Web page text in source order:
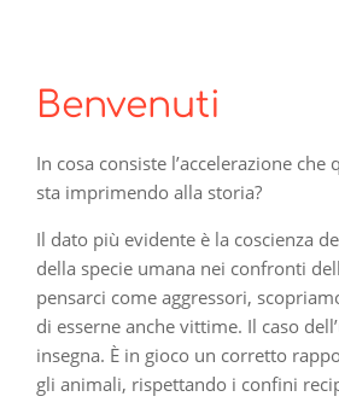
Benvenuti
In cosa consiste l’accelerazione
sta imprimendo alla storia?
Il dato più evidente è la coscienza
della specie umana nei confronti
pensarci come aggressori,
di esserne anche vittime. Il caso
insegna. È in gioco un corretto
gli animali, rispettando i confini